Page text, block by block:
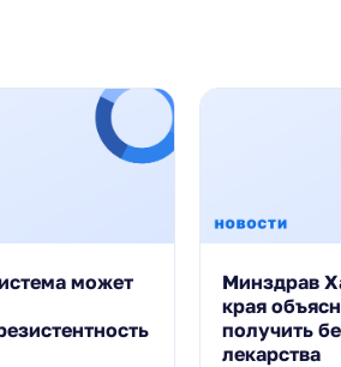
может
Минздрав
края
получить
лекарства